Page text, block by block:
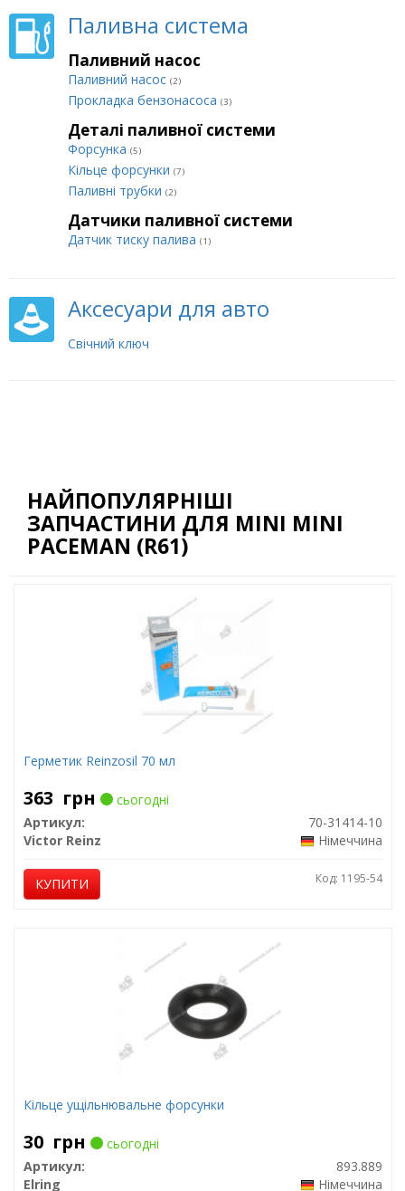
Паливна система
Паливний насос
Паливний насос (2)
Прокладка бензонасоса (3)
Деталі паливної системи
Форсунка (5)
Кільце форсунки (7)
Паливні трубки (2)
Датчики паливної системи
Датчик тиску палива (1)
Аксесуари для авто
Свічний ключ
НАЙПОПУЛЯРНІШІ
ЗАПЧАСТИНИ ДЛЯ MINI MINI
PACEMAN (R61)
Герметик Reinzosil 70 мл
363 грн
сьогодні
Артикул:
70-31414-10
Victor Reinz
Німеччина
КУПИТИ Код: 1195-54
Кільце ущільнювальне форсунки
30 грн
сьогодні
Артикул:
893.889
Elring
Німеччина